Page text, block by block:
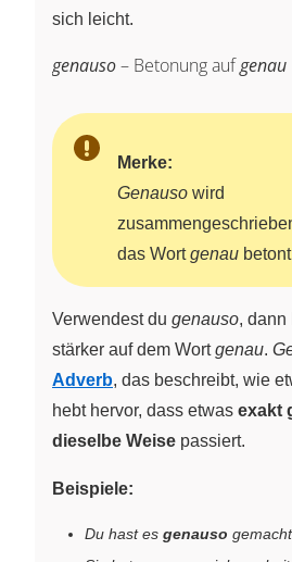
sich leicht.
genauso– Betonung aufgenau
Merke:
Genauso wird
das Wortgenau
Verwendest du genauso, dann
stärker auf dem Wortgenau.
Adverb, das beschreibt, wie
hebt hervor, dass etwas exakt
dieselbe Weise passiert.
Beispiele:
Du hast es genauso